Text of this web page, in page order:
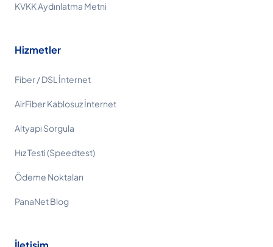
KVKK Aydınlatma Metni
Hizmetler
Fiber / DSL İnternet
AirFiber Kablosuz İnternet
Altyapı Sorgula
Hız Testi (Speedtest)
Ödeme Noktaları
PanaNet Blog